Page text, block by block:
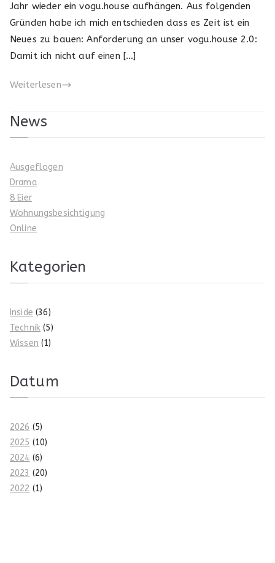
Jahr wieder ein vogu.house aufhängen. Aus folgenden
Gründen habe ich mich entschieden dass es Zeit ist ein
Neues zu bauen: Anforderung an unser vogu.house 2.0:
Damit ich nicht auf einen […]
Weiterlesen
News
Ausgeflogen
Drama
8 Eier
Wohnungsbesichtigung
Online
Kategorien
Inside (36)
Technik (5)
Wissen (1)
Datum
2026 (5)
2025 (10)
2024 (6)
2023 (20)
2022 (1)